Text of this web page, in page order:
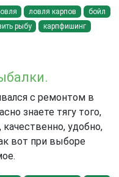
ловля карпов
бойл
рыбу карпфишинг
с ремонтом в
знаете тягу того,
удобно,
вот при выборе